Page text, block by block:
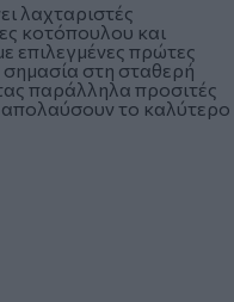
λαχταριστές
κοτόπουλου και
επιλεγμένες πρώτες
σημασία στη σταθερή
παράλληλα προσιτές
απολαύσουν το καλύτερο